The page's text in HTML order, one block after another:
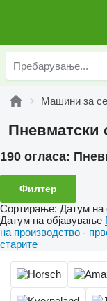
Машини за
Пневматски
190 огласа:
Филтер
Сортирање: Датум на
Датум на објавување
на производство -
старите